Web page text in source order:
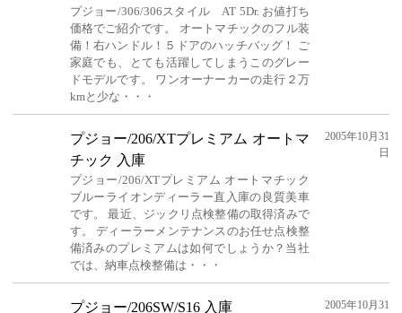
プジョー/306/306スタイル AT 5Dr. お値打ち
価格でご紹介です。 オートマチックのフル装
備！右ハンドル！５ドアのハッチバッグ！ ご
家庭でも、とても活躍してしまうこのグレー
ドモデルです。 ワンオーナーカーの走行２万
kmと少な・・・
プジョー/206/XTプレミアム オートマ
チック 入庫
プジョー/206/XTプレミアム オートマチック
ブルーライオンディーラー直入庫の良質美車
です。 最近、ジックリ点検整備の取得済みで
す。 ディーラーメンテナンスのお任せ点検整
備済みのプレミアムは如何でしょうか？当社
では、納車点検整備は・・・
2005年10月31
日
プジョー/206SW/S16 入庫
2005年10月31